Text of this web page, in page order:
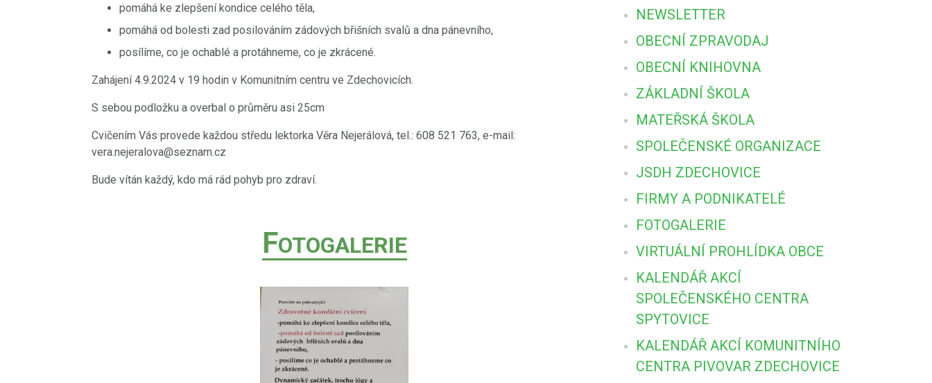
pomáhá ke zlepšení kondice celého těla,
pomáhá od bolesti zad posilováním zádových břišních svalů a dna pánevního,
posílíme, co je ochablé a protáhneme, co je zkrácené.
Zahájení 4.9.2024 v 19 hodin v Komunitním centru ve Zdechovicích.
S sebou podložku a overbal o průměru asi 25cm
Cvičením Vás provede každou středu lektorka Věra Nejerálová, tel.: 608 521 763, e-mail:
vera.nejeralova@seznam.cz
Bude vítán každý, kdo má rád pohyb pro zdraví.
FOTOGALERIE
NEWSLETTER
OBECNÍ ZPRAVODAJ
OBECNÍ KNIHOVNA
ZÁKLADNÍ ŠKOLA
MATEŘSKÁ ŠKOLA
SPOLEČENSKÉ ORGANIZACE
JSDH ZDECHOVICE
FIRMY A PODNIKATELÉ
FOTOGALERIE
VIRTUÁLNÍ PROHLÍDKA OBCE
KALENDÁŘ AKCÍ
SPOLEČENSKÉHO CENTRA
SPYTOVICE
KALENDÁŘ AKCÍ KOMUNITNÍHO
CENTRA PIVOVAR ZDECHOVICE